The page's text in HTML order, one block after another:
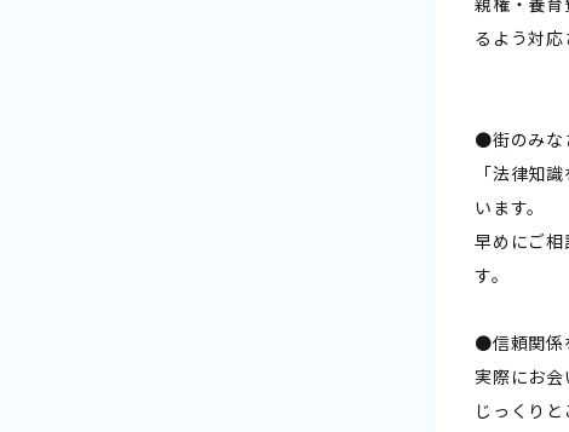
るよう対応
●街のみな
「法律知
います。
早めにご
す。
●信頼関係
実際にお会
じっくり